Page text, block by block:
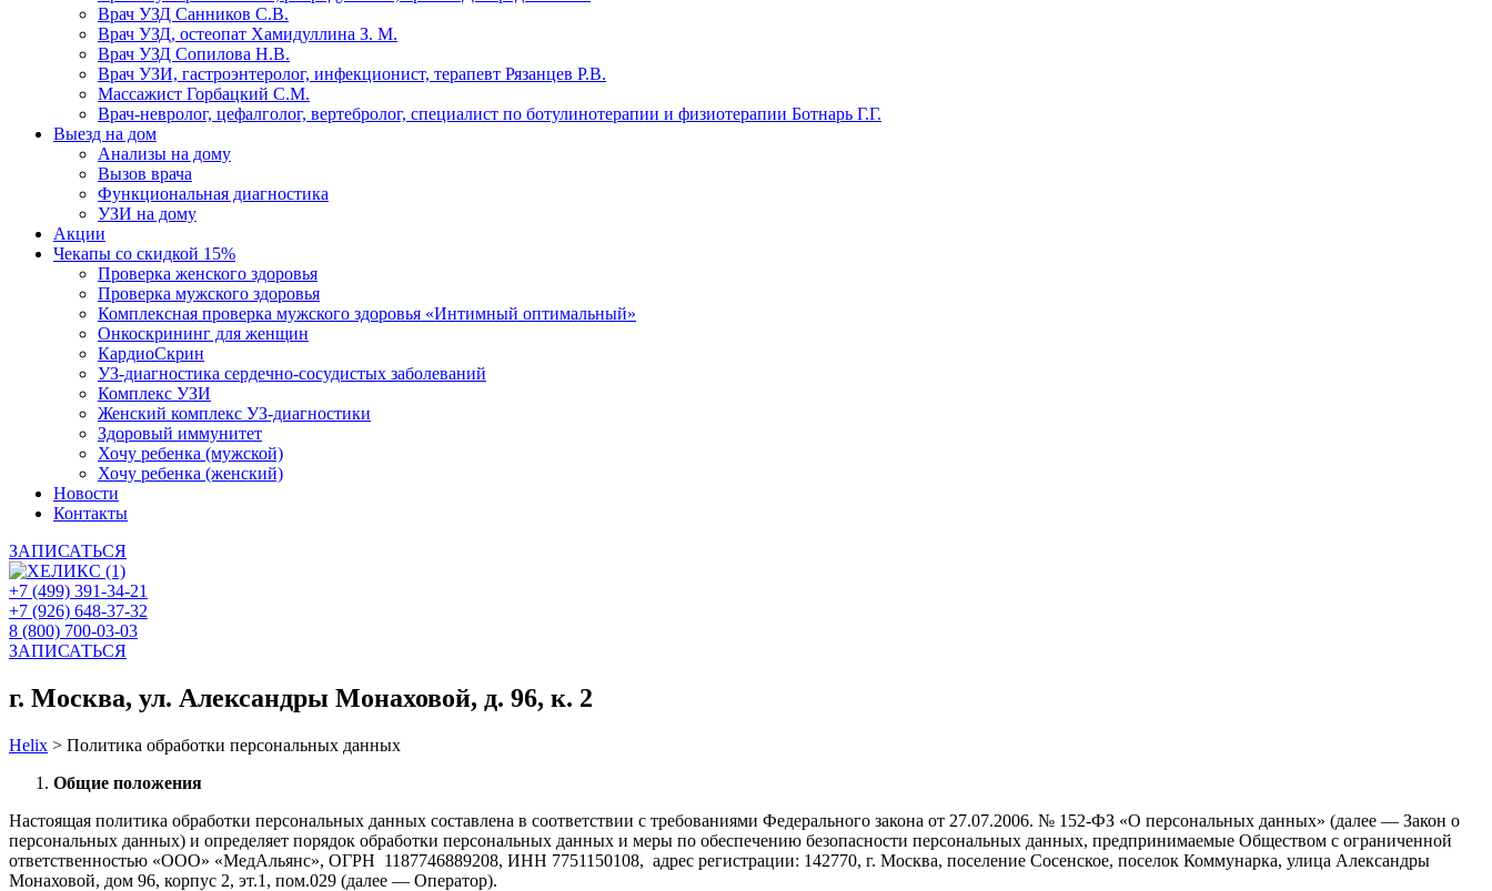
Врач УЗД Санников С.В.
Врач УЗД, остеопат Хамидуллина З. М.
Врач УЗД Сопилова Н.В.
Врач УЗИ, гастроэнтеролог, инфекционист, терапевт Рязанцев Р.В.
Массажист Горбацкий С.М.
Врач-невролог, цефалголог, вертебролог, специалист по ботулинотерапии и физиотерапии Ботнарь Г.Г.
Выезд на дом
Анализы на дому
Вызов врача
Функциональная диагностика
УЗИ на дому
Акции
Чекапы со скидкой 15%
Проверка женского здоровья
Проверка мужского здоровья
Комплексная проверка мужского здоровья «Интимный оптимальный»
Онкоcкрининг для женщин
КардиоСкрин
УЗ-диагностика сердечно-сосудистых заболеваний
Комплекс УЗИ
Женский комплекс УЗ-диагностики
Здоровый иммунитет
Хочу ребенка (мужской)
Хочу ребенка (женский)
Новости
Контакты
ЗАПИСАТЬСЯ
+7 (499) 391-34-21
+7 (926) 648-37-32
8 (800) 700-03-03
ЗАПИСАТЬСЯ
г. Москва, ул. Александры Монаховой, д. 96, к. 2
Helix > Политика обработки персональных данных
Общие положения
Настоящая политика обработки персональных данных составлена в соответствии с требованиями Федерального закона от 27.07.2006. № 152-ФЗ «О персональных данных» (далее — Закон о
персональных данных) и определяет порядок обработки персональных данных и меры по обеспечению безопасности персональных данных, предпринимаемые Обществом с ограниченной
ответственностью «ООО» «МедАльянс», ОГРН 1187746889208​, ИНН 7751150108, адрес регистрации: 142770, г. Москва, поселение Сосенское, поселок Коммунарка, улица Александры
Монаховой, дом 96, корпус 2, эт.1, пом.029 (далее — Оператор).